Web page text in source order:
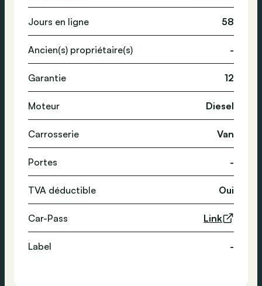
Jours en ligne 58
Ancien(s) propriétaire(s) -
Garantie 12
Moteur Diesel
Carrosserie Van
Portes -
TVA déductible Oui
Car-Pass Link
Label -